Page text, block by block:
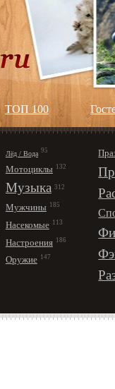
ТОП 100
Лёд / Вода 95
Мотоциклы 132
Музыка 312
Мужчины 185
Насекомые 113
Настроения 186
Оружие 147